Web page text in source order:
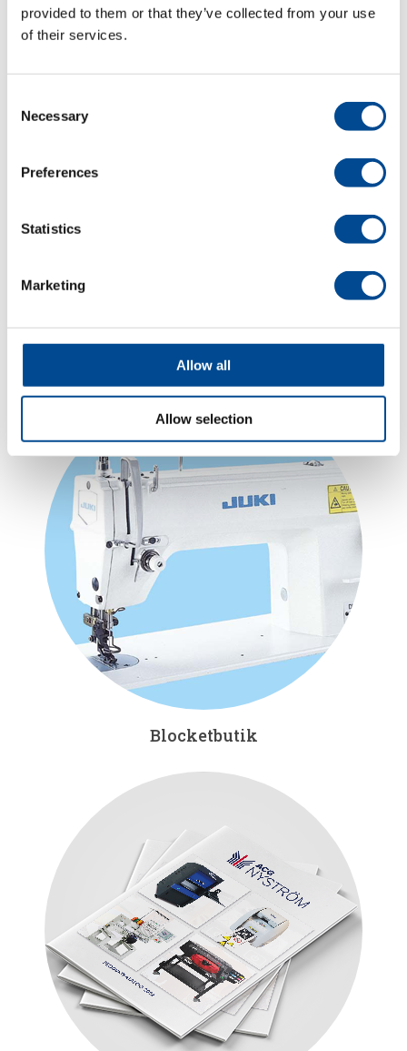
provided to them or that they’ve collected from your use
of their services.
Selection
Necessary
Preferences
Statistics
Marketing
Allow all
Allow selection
Tillbehör/Material
Blocketbutik